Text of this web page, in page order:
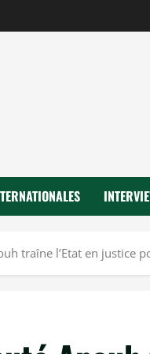
traîne l’Etat en justice